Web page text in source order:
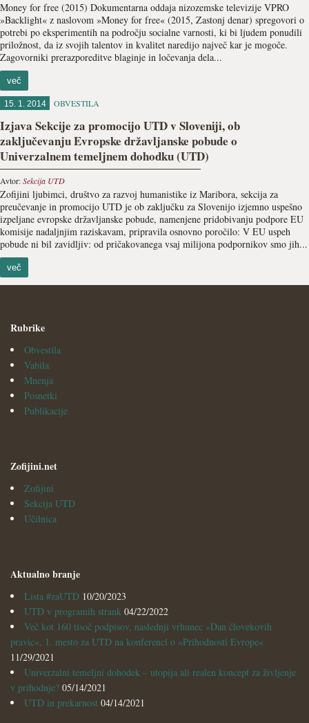
Money for free (2015) Dokumentarna oddaja nizozemske televizije VPRO
»Backlight« z naslovom »Money for free« (2015, Zastonj denar) spregovori o
potrebi po eksperimentih na področju socialne varnosti, ki bi ljudem ponudili
priložnost, da iz svojih talentov in kvalitet naredijo največ kar je mogoče.
Zagovorniki prerazporeditve blaginje in ločevanja dela...
več
15. 1. 2014 OBVESTILA
Izjava Sekcije za promocijo UTD v Sloveniji, ob
zaključevanju Evropske državljanske pobude o
Univerzalnem temeljnem dohodku (UTD)
Avtor:Sekcija UTD
Zofijini ljubimci, društvo za razvoj humanistike iz Maribora, sekcija za
preučevanje in promocijo UTD je ob zaključku za Slovenijo izjemno uspešno
izpeljane evropske državljanske pobude, namenjene pridobivanju podpore EU
komisije nadaljnjim raziskavam, pripravila osnovno poročilo: V EU uspeh
pobude ni bil zavidljiv: od pričakovanega vsaj milijona podpornikov smo jih...
več
Rubrike
Obvestila
Vabila
Mnenja
Posnetki
Publikacije
Zofijini.net
Zofijini
Sekcija UTD
Učilnica
Aktualno branje
Lista #zaUTD 10/20/2023
UTD v programih strank 04/22/2022
Več kot 160 tisoč podpisov, naslednji vrhunec »Dan človekovih
pravic«, 1. mesto za UTD na konferenci o »Prihodnosti Evrope«
11/29/2021
Univerzalni temeljni dohodek – utopija ali realen koncept za življenje
v prihodnje? 05/14/2021
UTD in prekarnost 04/14/2021